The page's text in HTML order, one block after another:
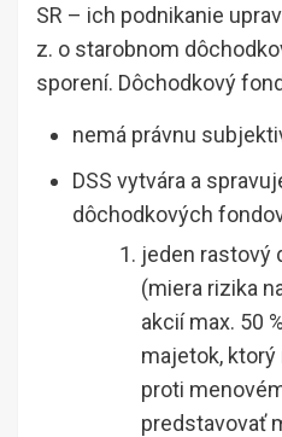
SR – ich podnikanie
z. o starobnom
sporení. Dôchodkový
nemá právnu
DSS vytvára a
dôchodkových
jeden rastový
(miera rizika
akcií max. 50
majetok,
proti
predstavovať